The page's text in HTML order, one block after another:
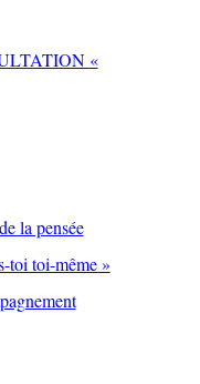
«
la pensée
toi toi-même »